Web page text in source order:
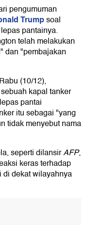
pengumuman
Trumpsoal
pantainya.
telah melakukan
dan "pembajakan
(10/12),
kapal tanker
pantai
itu sebagai "yang
tidak menyebut nama
seperti dilansirAFP,
keras terhadap
di dekat wilayahnya